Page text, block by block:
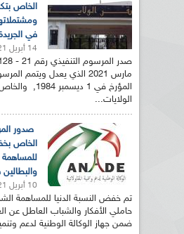
الخاص
في
14 أبريل 2021
المؤرخ في 1
الولايات...
صدور
الخاص
10 أبريل 2021
تم خفض النسبة الدنيا للمساهمة
حاملي الأفكار والشباب العاطل عن
ضمن جهاز الوكالة الوطنية لدعم